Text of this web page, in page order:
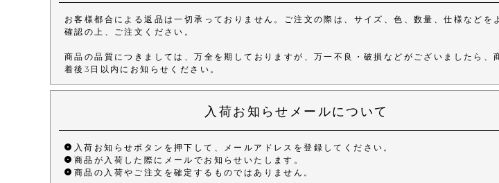
お客様都合による返品は一切承っておりません。ご注文の際は、サイズ、色、数量、仕様などを
確認の上、ご注文ください。
商品の品質につきましては、万全を期しておりますが、万一不良・破損などがございましたら、
着後3日以内にお知らせください。
入荷お知らせメールについて
入荷お知らせボタンを押下して、メールアドレスを登録してください。
商品が入荷した際にメールでお知らせいたします。
商品の入荷やご注文を確定するものではありません。